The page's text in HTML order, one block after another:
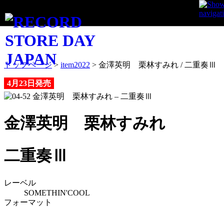
ITEM
トップページ > item2022 > 金澤英明 栗林すみれ / 二重奏Ⅲ
4月23日発売
金澤英明 栗林すみれ
二重奏Ⅲ
レーベル
SOMETHIN'COOL
フォーマット